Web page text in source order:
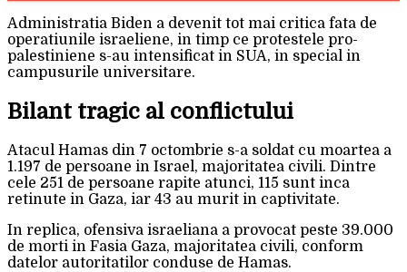
Administratia Biden a devenit tot mai critica fata de
operatiunile israeliene, in timp ce protestele pro-
palestiniene s-au intensificat in SUA, in special in
campusurile universitare.
Bilant tragic al conflictului
Atacul Hamas din 7 octombrie s-a soldat cu moartea a
1.197 de persoane in Israel, majoritatea civili. Dintre
cele 251 de persoane rapite atunci, 115 sunt inca
retinute in Gaza, iar 43 au murit in captivitate.
In replica, ofensiva israeliana a provocat peste 39.000
de morti in Fasia Gaza, majoritatea civili, conform
datelor autoritatilor conduse de Hamas.